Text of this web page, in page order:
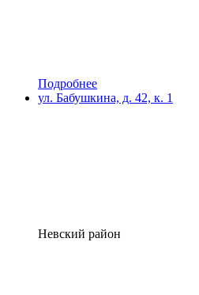
Подробнее
ул. Бабушкина, д. 42, к. 1
Невский район